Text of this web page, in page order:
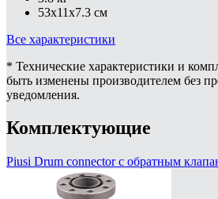
53x11x7.3 см
Все характеристики
* Технические характеристики и
быть изменены производителем без
уведомления.
Комплектующие
Piusi Drum connector с обратным